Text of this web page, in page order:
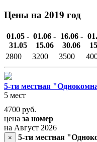
Цены на 2019 год
01.05 -
31.05
01.06 -
15.06
16.06 -
30.06
2800
3200 3500
5-ти местная
5 мест
4700 руб.
цена за номер
на Август 2026
×
5-ти местная